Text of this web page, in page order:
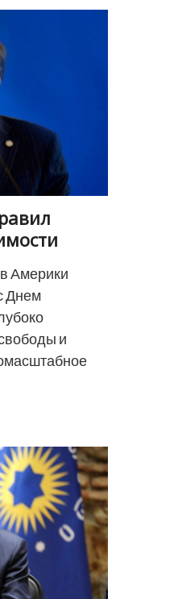
Америки
Днем
и